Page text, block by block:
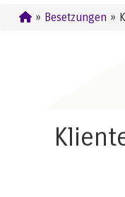
» Besetzungen »